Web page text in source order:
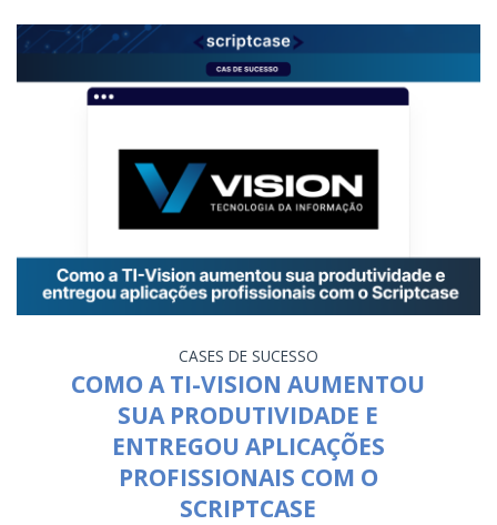
CASES DE SUCESSO
COMO A TI-VISION AUMENTOU
SUA PRODUTIVIDADE E
ENTREGOU APLICAÇÕES
PROFISSIONAIS COM O
SCRIPTCASE